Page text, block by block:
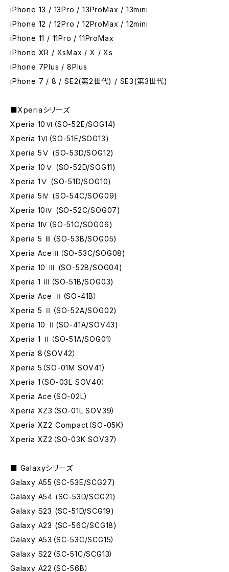
iPhone 13 / 13Pro / 13ProMax / 13mini
iPhone 12 / 12Pro / 12ProMax / 12mini
iPhone 11 / 11Pro / 11ProMax
iPhone XR / XsMax / X / Xs
iPhone 7Plus / 8Plus
iPhone 7 / 8 / SE2(第2世代) / SE3(第3世代)
■Xperiaシリーズ
Xperia 10Ⅵ（SO-52E/SOG14)
Xperia 1Ⅵ（SO-51E/SOG13)
Xperia 5Ⅴ (SO-53D/SOG12)
Xperia 10Ⅴ (SO-52D/SOG11)
Xperia 1Ⅴ (SO-51D/SOG10)
Xperia 5Ⅳ (SO-54C/SOG09)
Xperia 10Ⅳ (SO-52C/SOG07)
Xperia 1Ⅳ（SO-51C/SOG06)
Xperia 5 Ⅲ（SO-53B/SOG05)
Xperia AceⅢ（SO-53C/SOG08)
Xperia 10 Ⅲ (SO-52B/SOG04)
Xperia 1 Ⅲ（SO-51B/SOG03)
Xperia Ace Ⅱ（SO-41B）
Xperia 5 Ⅱ（SO-52A/SOG02)
Xperia 10 Ⅱ(SO-41A/SOV43)
Xperia 1 Ⅱ（SO-51A/SOG01）
Xperia 8（SOV42）
Xperia 5（SO-01M SOV41）
Xperia 1（SO-03L SOV40）
Xperia Ace（SO-02L）
Xperia XZ3（SO-01L SOV39）
Xperia XZ2 Compact（SO-05K）
Xperia XZ2（SO-03K SOV37）
■ Galaxyシリーズ
Galaxy A55（SC-53E/SCG27)
Galaxy A54 (SC-53D/SCG21)
Galaxy S23 (SC-51D/SCG19)
Galaxy A23 (SC-56C/SCG18)
Galaxy A53（SC-53C/SCG15）
Galaxy S22（SC-51C/SCG13）
Galaxy A22（SC-56B）